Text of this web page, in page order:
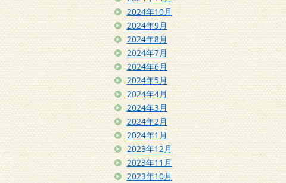
2024年10月
2024年9月
2024年8月
2024年7月
2024年6月
2024年5月
2024年4月
2024年3月
2024年2月
2024年1月
2023年12月
2023年11月
2023年10月